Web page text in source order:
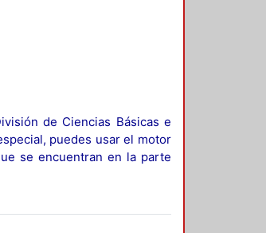
de Ciencias Básicas e
puedes usar el motor
se encuentran en la parte